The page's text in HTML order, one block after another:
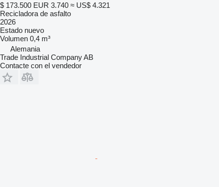
$ 173.500 EUR 3.740 ≈ US$ 4.321
Recicladora de asfalto
2026
Estado nuevo
Volumen 0,4 m³
Alemania
Trade Industrial Company AB
Contacte con el vendedor